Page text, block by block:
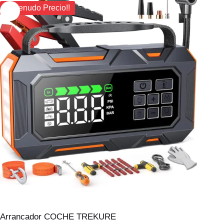
¡¡ Menudo Precio!!
Arrancador COCHE TREKURE